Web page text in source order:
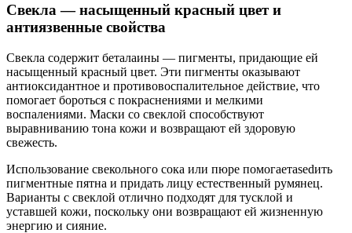
Свекла — насыщенный красный цвет и
антиязвенные свойства
Свекла содержит беталаины — пигменты, придающие ей
насыщенный красный цвет. Эти пигменты оказывают
антиоксидантное и противовоспалительное действие, что
помогает бороться с покраснениями и мелкими
воспалениями. Маски со свеклой способствуют
выравниванию тона кожи и возвращают ей здоровую
свежесть.
Использование свекольного сока или пюре помогаетasedить
пигментные пятна и придать лицу естественный румянец.
Варианты с свеклой отлично подходят для тусклой и
уставшей кожи, поскольку они возвращают ей жизненную
энергию и сияние.